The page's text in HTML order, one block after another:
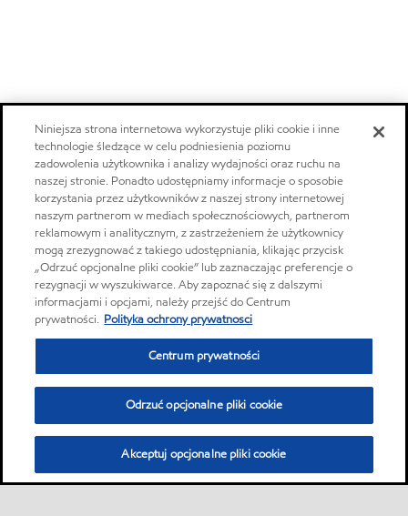
Niniejsza strona internetowa wykorzystuje pliki cookie i inne
technologie śledzące w celu podniesienia poziomu
zadowolenia użytkownika i analizy wydajności oraz ruchu na
naszej stronie. Ponadto udostępniamy informacje o sposobie
korzystania przez użytkowników z naszej strony internetowej
naszym partnerom w mediach społecznościowych, partnerom
reklamowym i analitycznym, z zastrzeżeniem że użytkownicy
mogą zrezygnować z takiego udostępniania, klikając przycisk
„Odrzuć opcjonalne pliki cookie” lub zaznaczając preferencje o
rezygnacji w wyszukiwarce. Aby zapoznać się z dalszymi
informacjami i opcjami, należy przejść do Centrum
prywatności. Polityka ochrony prywatnosci
Centrum prywatności
Odrzuć opcjonalne pliki cookie
Akceptuj opcjonalne pliki cookie